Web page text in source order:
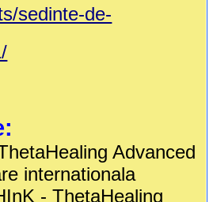
sedinte-de-
Advanced
internationala
- ThetaHealing